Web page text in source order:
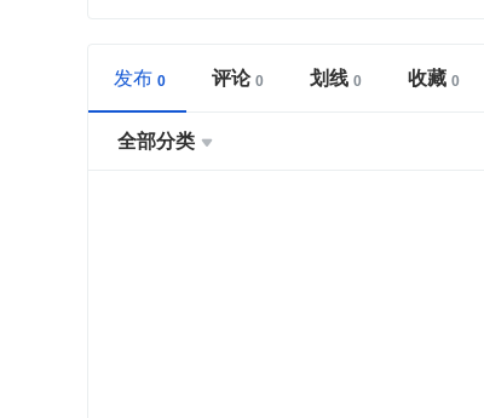
发布 评论 划线 收藏
全部分类 